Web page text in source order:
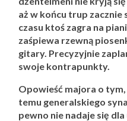
aż w końcu trup zacznie
czasu ktoś zagra na
zaśpiewa rzewną
gitary. Precyzyjnie
swoje kontrapunkty.
Opowieść majora o
temu generalskiego
pewno nie nadaje się